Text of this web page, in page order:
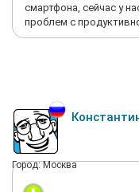
смартфона, сейчас у
проблем с
Город: Москва